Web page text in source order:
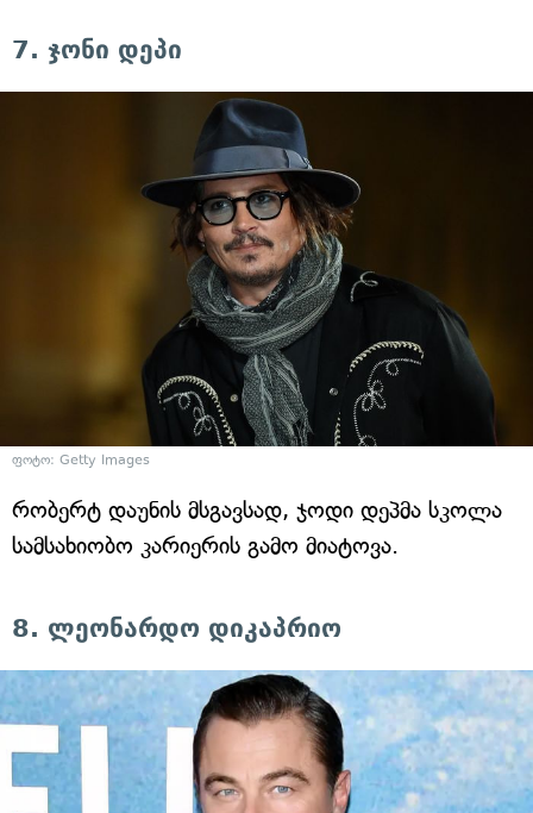
7. ჯონი დეპი
ფოტო: Getty Images
რობერტ დაუნის მსგავსად, ჯოდი დეპმა სკოლა
სამსახიობო კარიერის გამო მიატოვა.
8. ლეონარდო დიკაპრიო